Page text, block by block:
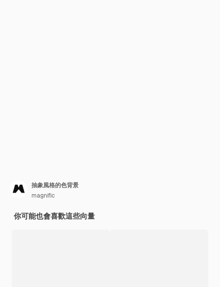
抽象風格的色背景
magnific
你可能也會喜歡這些向量